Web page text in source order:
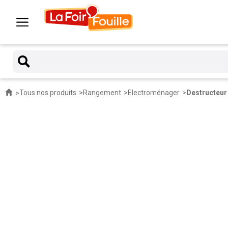
Tous nos produits Rangement Electroménager